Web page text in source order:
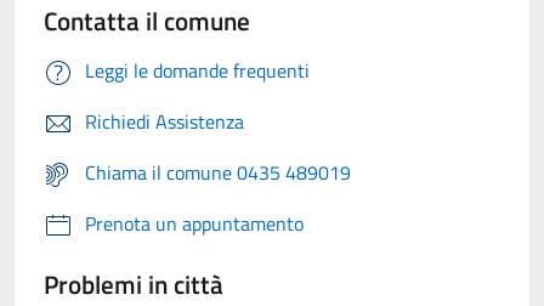
Contatta il comune
Leggi le domande frequenti
Richiedi Assistenza
Chiama il comune 0435 489019
Prenota un appuntamento
Problemi in città